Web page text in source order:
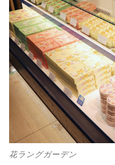
花ラングガーデン